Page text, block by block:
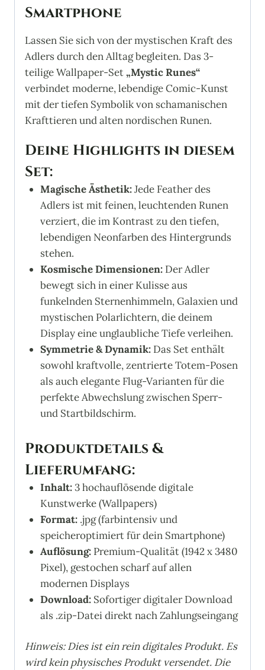
Smartphone
Lassen Sie sich von der mystischen Kraft des
Adlers durch den Alltag begleiten. Das 3-
teilige Wallpaper-Set„Mystic Runes“
verbindet moderne, lebendige Comic-Kunst
mit der tiefen Symbolik von schamanischen
Krafttieren und alten nordischen Runen.
Deine Highlights in diesem
Set:
Magische Ästhetik:Jede Feather des
Adlers ist mit feinen, leuchtenden Runen
verziert, die im Kontrast zu den tiefen,
lebendigen Neonfarben des Hintergrunds
stehen.
Kosmische Dimensionen:Der Adler
bewegt sich in einer Kulisse aus
funkelnden Sternenhimmeln, Galaxien und
mystischen Polarlichtern, die deinem
Display eine unglaubliche Tiefe verleihen.
Symmetrie & Dynamik:Das Set enthält
sowohl kraftvolle, zentrierte Totem-Posen
als auch elegante Flug-Varianten für die
perfekte Abwechslung zwischen Sperr-
und Startbildschirm.
Produktdetails &
Lieferumfang:
Inhalt:3 hochauflösende digitale
Kunstwerke (Wallpapers)
Format:.jpg (farbintensiv und
speicheroptimiert für dein Smartphone)
Auflösung:Premium-Qualität (1942 x 3480
Pixel), gestochen scharf auf allen
modernen Displays
Download:Sofortiger digitaler Download
als .zip-Datei direkt nach Zahlungseingang
Hinweis: Dies ist ein rein digitales Produkt. Es
wird kein physisches Produkt versendet. Die